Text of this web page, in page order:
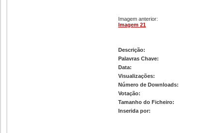
Imagem anterior:
Imagem 21
Descrição:
Palavras Chave:
Data:
Visualizações:
Número de Downloads:
Votação:
Tamanho do Ficheiro:
Inserida por: